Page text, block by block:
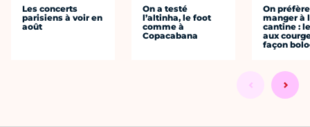
Les concerts
parisiens à voir en
août
On a testé
l’altinha, le foot
comme à
Copacabana
On préfère
manger à
cantine :
aux
façon